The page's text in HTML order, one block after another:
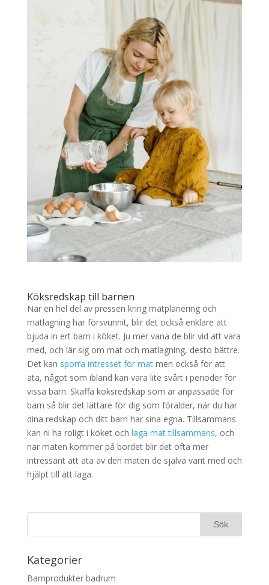
Köksredskap till barnen
När en hel del av pressen kring matplanering och
matlagning har försvunnit, blir det också enklare att
bjuda in ert barn i köket. Ju mer vana de blir vid att vara
med, och lär sig om mat och matlagning, desto bättre.
Det kan sporra intresset för matmen också för att
äta, något som ibland kan vara lite svårt i perioder för
vissa barn. Skaffa köksredskap som är anpassade för
barn så blir det lättare för dig som förälder, när du har
dina redskap och ditt barn har sina egna. Tillsammans
kan ni ha roligt i köket och laga mat tillsammans, och
när maten kommer på bordet blir det ofta mer
intressant att äta av den maten de själva varit med och
hjälpt till att laga.
Kategorier
Barnprodukter badrum